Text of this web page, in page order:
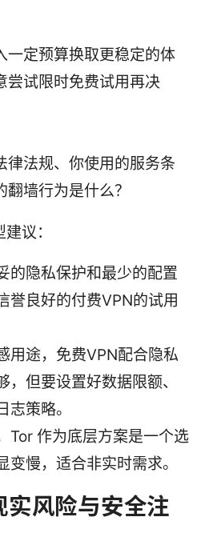
一定预算换取更稳定的体
尝试限时免费试用再决
律法规、你使用的服务条
墙行为是什么？
议：
的隐私保护和最少的配置
誉良好的付费VPN的试用
用途，免费VPN配合隐私
，但要设置好数据限额、
志策略。
Tor 作为底层方案是一个选
变慢，适合非实时需求。
实风险与安全注